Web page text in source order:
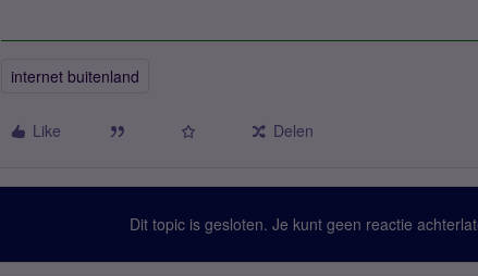
internet buitenland
Like Delen
Dit topic is gesloten. Je kunt geen reactie